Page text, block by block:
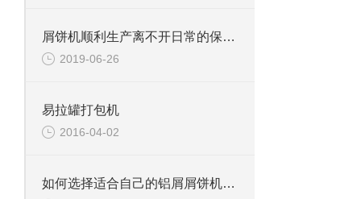
屑饼机顺利生产离不开日常的保养工作
2019-06-26
易拉罐打包机
2016-04-02
如何选择适合自己的铝屑屑饼机？——从生产需求到品牌推荐的全面指南